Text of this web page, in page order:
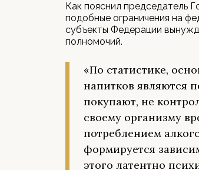
Как пояснил председатель
подобные ограничения на
субъекты Федерации
полномочий.
«По статистике,
напитков являются
покупают, не
своему организму
потреблением
формируется
этого латентно